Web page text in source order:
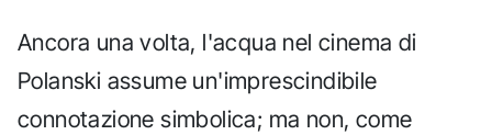
Ancora una volta, l'acqua nel cinema di
Polanski assume un'imprescindibile
connotazione simbolica; ma non, come